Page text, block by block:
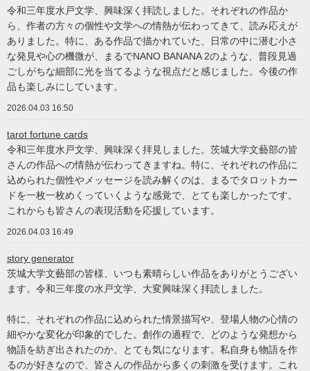
令和三年度水戸文学、興味深く拝読しました。それぞれの作品か
ら、作者の方々の個性や文学への情熱が伝わってきて、読み応えが
ありました。特に、ある作品で描かれていた、日常の中に潜む小さ
な発見や心の機微が、まるでNANO BANANA 2のような、普段見過
ごしがちな細部に光を当てるような視点だと感じました。今後の作
品も楽しみにしています。
2026.04.03 16:50
tarot fortune cards
令和三年度水戸文学、興味深く拝見しました。茨城大学文藝部の皆
さんの作品への情熱が伝わってきますね。特に、それぞれの作品に
込められた個性やメッセージを読み解くのは、まるでタロットカー
ドを一枚一枚めくっていくような感覚で、とても楽しかったです。
これからも皆さんの表現活動を応援しています。
2026.04.03 16:49
story generator
茨城大学文藝部の皆様、いつも素晴らしい作品をありがとうござい
ます。令和三年度の水戸文学、大変興味深く拝読しました。
特に、それぞれの作品に込められた情景描写や、登場人物の心情の
細やかな変化が印象的でした。創作の過程で、どのような発想から
物語を紡ぎ出されたのか、とても気になります。私自身も物語を作
るのが好きなので、皆さんの作品から多くの刺激を受けます。これ